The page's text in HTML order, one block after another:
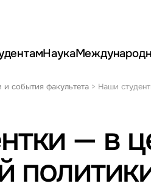
Наука
и события факультета > Наши
— в